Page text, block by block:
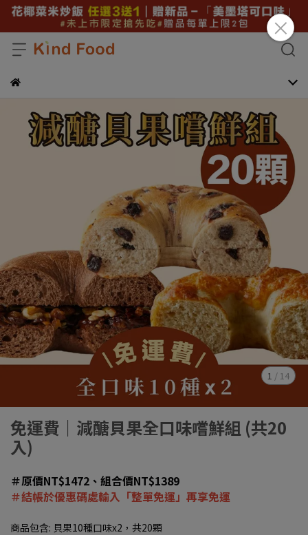
1 / 14
免運費｜減醣貝果全口味嚐鮮組 (共20
入)
＃原價NT$1472、組合價NT$1389
＃結帳於優惠碼處輸入「整單免運」再享免運
商品包含: 貝果10種口味x2，共20顆